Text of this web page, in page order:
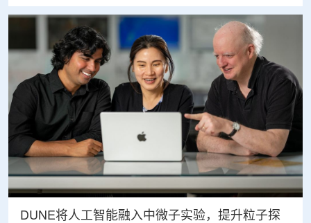
DUNE将人工智能融入中微子实验，提升粒子探